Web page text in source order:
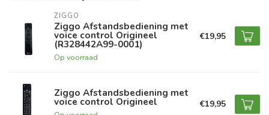
ZIGGO
Ziggo Afstandsbediening met
voice control Origineel
(R328442A99-0001)
Op voorraad
€19,95
Ziggo Afstandsbediening met
voice control Origineel €19,95